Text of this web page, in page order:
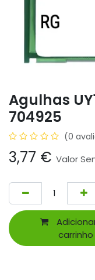
Agulhas
704925
(0
3,77 € Valor
carrinho